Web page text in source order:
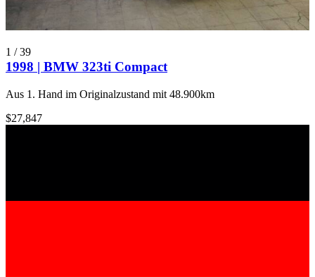
1 /39
1998 | BMW 323ti Compact
Aus 1. Hand im Originalzustand mit 48.900km
$27,847